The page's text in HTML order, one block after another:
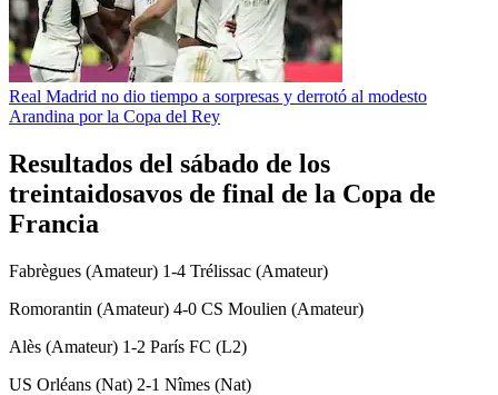
Real Madrid no dio tiempo a sorpresas y derrotó al modesto
Arandina por la Copa del Rey
Resultados del sábado de los
treintaidosavos de final de la Copa de
Francia
Fabrègues (Amateur) 1-4 Trélissac (Amateur)
Romorantin (Amateur) 4-0 CS Moulien (Amateur)
Alès (Amateur) 1-2 París FC (L2)
US Orléans (Nat) 2-1 Nîmes (Nat)